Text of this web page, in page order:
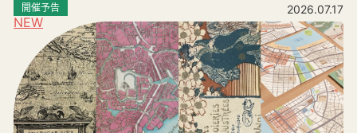
NEW
開催予告 2026.07.17